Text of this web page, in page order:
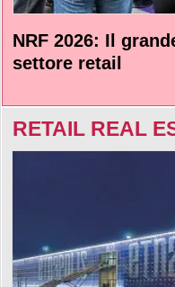
NRF 2026: Il
settore retail
RETAIL REAL